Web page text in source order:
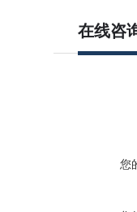
在线咨
您